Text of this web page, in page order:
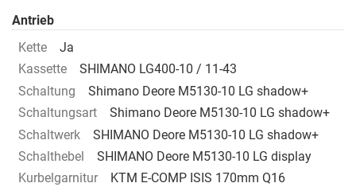
Antrieb
Kette
Ja
Kassette
SHIMANO LG400-10 / 11-43
Schaltung
Shimano Deore M5130-10 LG shadow+
Schaltungsart
Shimano Deore M5130-10 LG shadow+
Schaltwerk
SHIMANO Deore M5130-10 LG shadow+
Schalthebel
SHIMANO Deore M5130-10 LG display
Kurbelgarnitur
KTM E-COMP ISIS 170mm Q16